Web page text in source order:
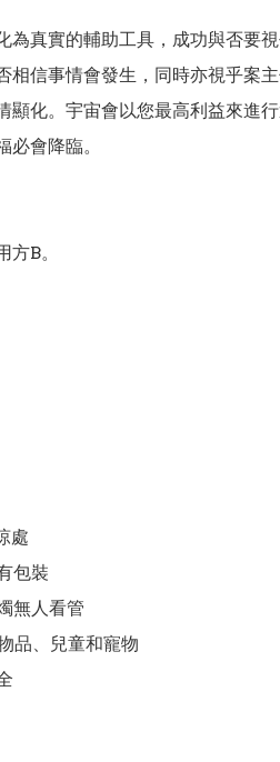
為真實的輔助工具，成功與否要
相信事情會發生，同時亦視乎案
顯化。宇宙會以您最高利益來進行
必會降臨。
B。
處
包裝
無人看管
品、兒童和寵物